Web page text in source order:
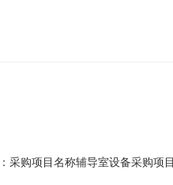
电话：0779-8602889三、项目
购项目名称辅导室设备采购项